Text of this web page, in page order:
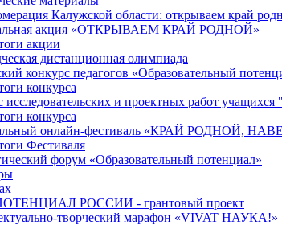
Калужской области: открываем край
акция «ОТКРЫВАЕМ КРАЙ РОДНОЙ»
акции
дистанционная олимпиада
конкурс педагогов «Образовательный
конкурса
исследовательских и проектных работ
конкурса
онлайн-фестиваль «КРАЙ РОДНОЙ,
Фестиваля
форум «Образовательный потенциал»
РОССИИ - грантовый проект
творческий марафон «VIVAT НАУКА!»